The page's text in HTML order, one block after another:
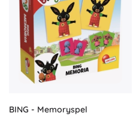
BING - Memoryspel